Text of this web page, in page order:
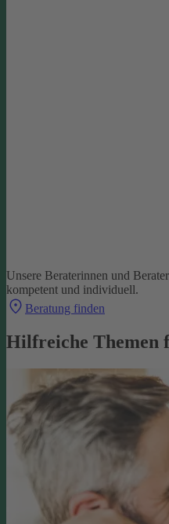
Unsere Beraterinnen und
kompetent und individuell.
Beratung finden
Hilfreiche Themen